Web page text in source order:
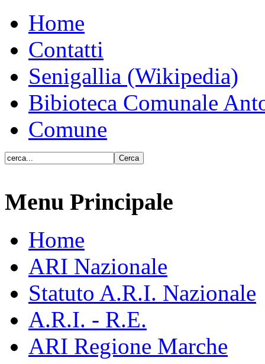
Home
Contatti
Senigallia (Wikipedia)
Bibioteca Comunale
Comune
Menu Principale
Home
ARI Nazionale
Statuto A.R.I. Nazionale
A.R.I. - R.E.
ARI Regione Marche